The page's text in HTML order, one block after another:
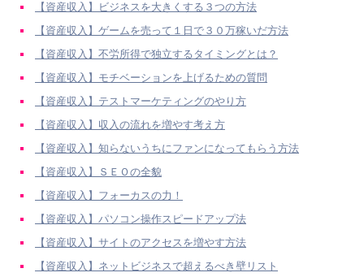
【資産収入】ビジネスを大きくする３つの方法
【資産収入】ゲームを売って１日で３０万稼いだ方法
【資産収入】不労所得で独立するタイミングとは？
【資産収入】モチベーションを上げるための質問
【資産収入】テストマーケティングのやり方
【資産収入】収入の流れを増やす考え方
【資産収入】知らないうちにファンになってもらう方法
【資産収入】ＳＥＯの全貌
【資産収入】フォーカスの力！
【資産収入】パソコン操作スピードアップ法
【資産収入】サイトのアクセスを増やす方法
【資産収入】ネットビジネスで超えるべき壁リスト